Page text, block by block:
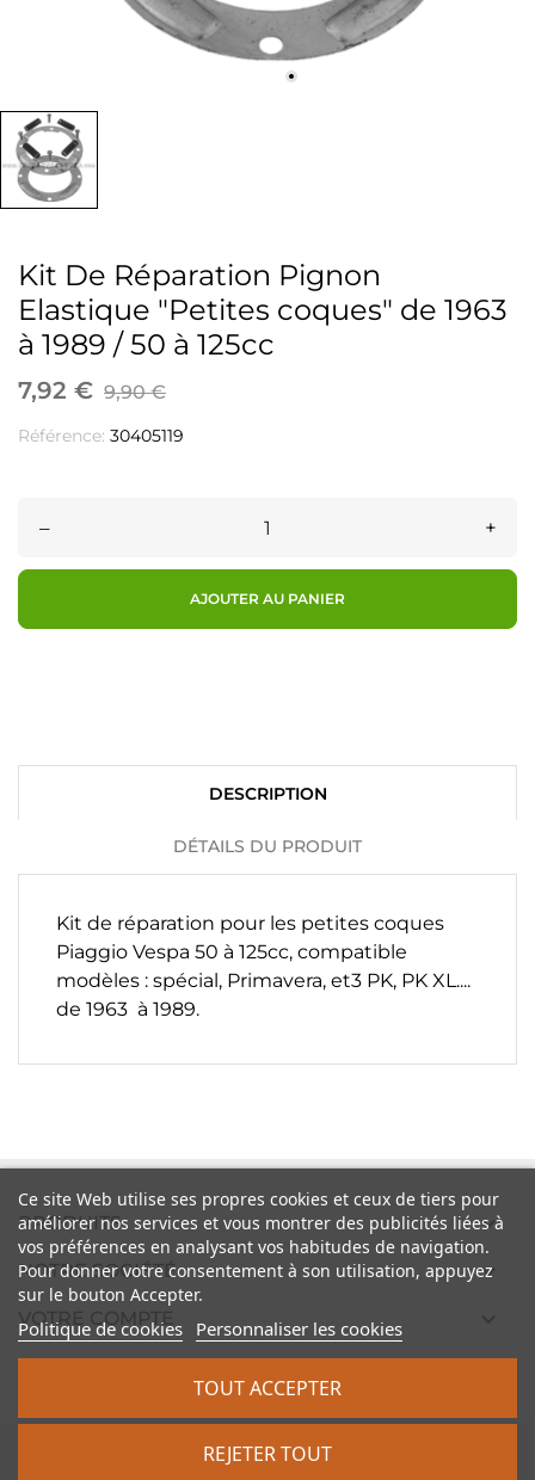
Kit De Réparation Pignon
Elastique "Petites coques" de 1963
à 1989 / 50 à 125cc
7,92 € 9,90 €
Référence: 30405119
– +
AJOUTER AU PANIER
DESCRIPTION
DÉTAILS DU PRODUIT
Kit de réparation pour les petites coques
Piaggio Vespa 50 à 125cc, compatible
modèles : spécial, Primavera, et3 PK, PK XL....
de 1963 à 1989.
PRODUITS 
NOTRE SOCIÉTÉ 
VOTRE COMPTE
Ce site Web utilise ses propres cookies et ceux de tiers pour
améliorer nos services et vous montrer des publicités liées à
vos préférences en analysant vos habitudes de navigation.
Pour donner votre consentement à son utilisation, appuyez
sur le bouton Accepter.
Politique de cookies Personnaliser les cookies
REJETER TOUT
TOUT ACCEPTER
2026 - vintagescooter.com